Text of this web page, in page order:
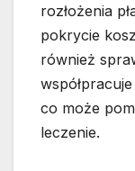
rozłożenia
pokrycie
również
co może
leczenie.